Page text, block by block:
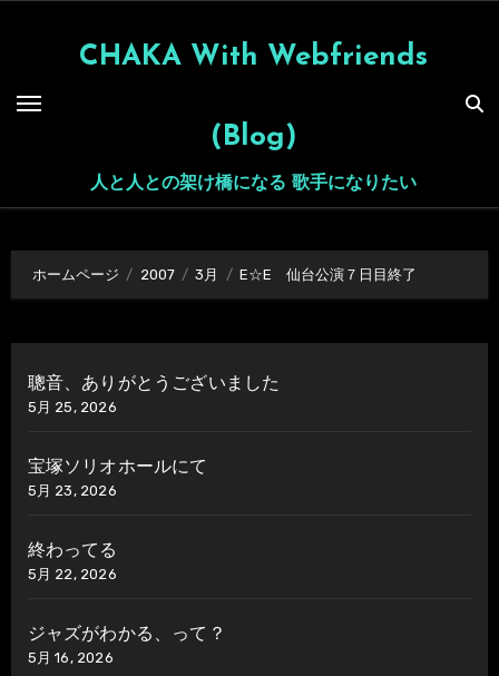
CHAKA With Webfriends
(Blog)
人と人との架け橋になる 歌手になりたい
ホームページ 2007 3月 E☆E 仙台公演７日目終了
聰音、ありがとうございました
5月 25, 2026
宝塚ソリオホールにて
5月 23, 2026
終わってる
5月 22, 2026
ジャズがわかる、って？
5月 16, 2026